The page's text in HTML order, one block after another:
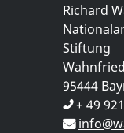
Richard
Stiftung
95444
+ 49